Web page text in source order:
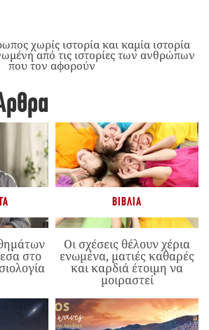
χωρίς ιστορία και καμία ιστορία
από τις ιστορίες των ανθρώπων
που τον αφορούν
στο
ΒΙΒΛΊΑ
Οι σχέσεις θέλουν χέρια
ενωμένα, ματιές καθαρές
και καρδιά έτοιμη να
μοιραστεί